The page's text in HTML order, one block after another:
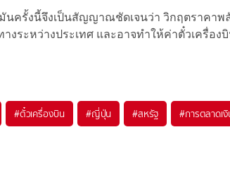
นครั้งนี้จึงเป็นสัญญาณชัดเจนว่า วิกฤตราคาพ
งระหว่างประเทศ และอาจทำให้ค่าตั๋วเครื่อ
#ตั๋วเครื่องบิน #ญี่ปุ่น #สหรัฐ #การตลาดเ